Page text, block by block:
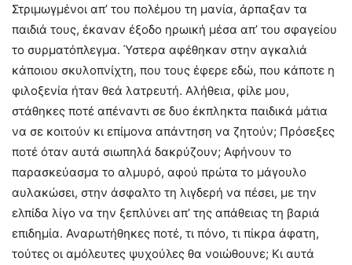
Στριμωγμένοι απ’ του πολέμου τη μανία, άρπαξαν τα
παιδιά τους, έκαναν έξοδο ηρωική μέσα απ’ του σφαγείου
το συρματόπλεγμα. Ύστερα αφέθηκαν στην αγκαλιά
κάποιου σκυλοπνίχτη, που τους έφερε εδώ, που κάποτε η
φιλοξενία ήταν θεά λατρευτή. Αλήθεια, φίλε μου,
στάθηκες ποτέ απέναντι σε δυο έκπληκτα παιδικά μάτια
να σε κοιτούν κι επίμονα απάντηση να ζητούν; Πρόσεξες
ποτέ όταν αυτά σιωπηλά δακρύζουν; Αφήνουν το
παρασκεύασμα το αλμυρό, αφού πρώτα το μάγουλο
αυλακώσει, στην άσφαλτο τη λιγδερή να πέσει, με την
ελπίδα λίγο να την ξεπλύνει απ’ της απάθειας τη βαριά
επιδημία. Αναρωτήθηκες ποτέ, τι πόνο, τι πίκρα άφατη,
τούτες οι αμόλευτες ψυχούλες θα νοιώθουνε; Κι αυτά